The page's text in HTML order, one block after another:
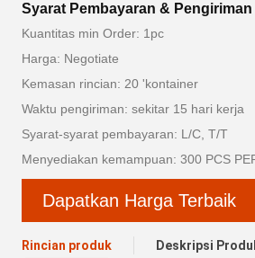
Syarat Pembayaran & Pengiriman
Kuantitas min Order: 1pc
Harga: Negotiate
Kemasan rincian: 20 'kontainer
Waktu pengiriman: sekitar 15 hari kerja
Syarat-syarat pembayaran: L/C, T/T
Menyediakan kemampuan: 300 PCS
Dapatkan Harga Terbaik
Rincian produk Deskripsi